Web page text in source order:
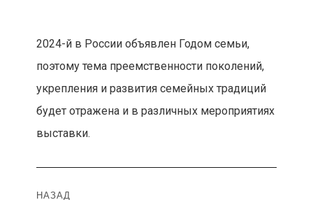
2024-й в России объявлен Годом семьи,
поэтому тема преемственности поколений,
укрепления и развития семейных традиций
будет отражена и в различных мероприятиях
выставки.
Навигация
НАЗАД